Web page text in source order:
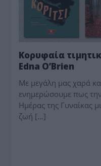
Κορυφαία
Edna O’Brien
Με μεγάλη μας χαρά
ενημερώσουμε πως
Ημέρας της Γυναίκας
ζωή […]